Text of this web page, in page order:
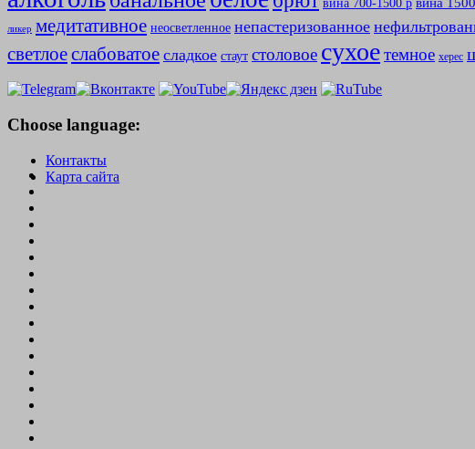
вина 700-1500 р
ликер медитативное неосветленное непастеризованное
светлоеслабоватое сладкое стаут столовое сухоетемное херес
Choose language:
Контакты
Карта сайта